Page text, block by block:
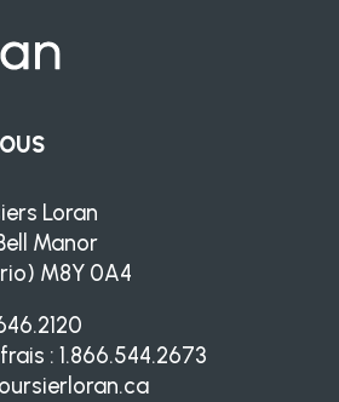
Loran
Manor
M8Y 0A4
: 1.866.544.2673